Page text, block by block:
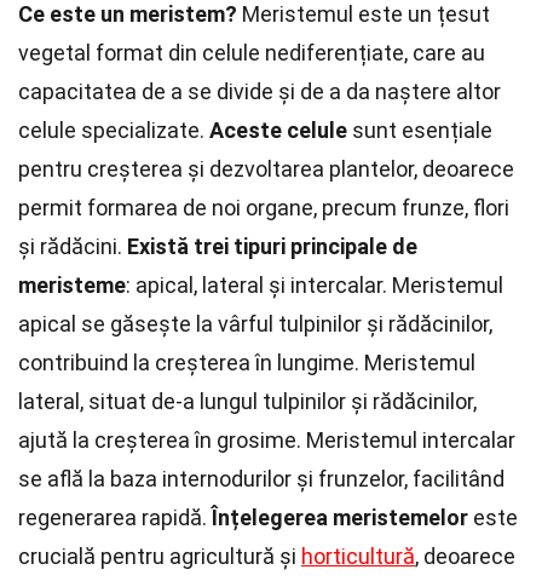
Ce este un meristem? Meristemul este un țesut
vegetal format din celule nediferențiate, care au
capacitatea de a se divide și de a da naștere altor
celule specializate. Aceste celule sunt esențiale
pentru creșterea și dezvoltarea plantelor, deoarece
permit formarea de noi organe, precum frunze, flori
și rădăcini. Există trei tipuri principale de
meristeme: apical, lateral și intercalar. Meristemul
apical se găsește la vârful tulpinilor și rădăcinilor,
contribuind la creșterea în lungime. Meristemul
lateral, situat de-a lungul tulpinilor și rădăcinilor,
ajută la creșterea în grosime. Meristemul intercalar
se află la baza internodurilor și frunzelor, facilitând
regenerarea rapidă. Înțelegerea meristemelor este
crucială pentru agricultură și horticultură, deoarece